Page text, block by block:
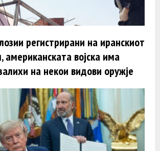
регистрирани на иранскиот
американската војска има
на некои видови оружје